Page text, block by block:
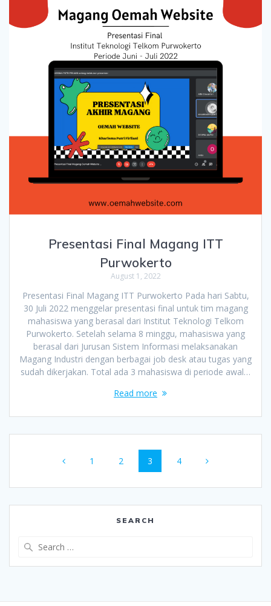
Presentasi Final Magang ITT
Purwokerto
August 1, 2022
Presentasi Final Magang ITT Purwokerto Pada hari Sabtu,
30 Juli 2022 menggelar presentasi final untuk tim magang
mahasiswa yang berasal dari Institut Teknologi Telkom
Purwokerto. Setelah selama 8 minggu, mahasiswa yang
berasal dari Jurusan Sistem Informasi melaksanakan
Magang Industri dengan berbagai job desk atau tugas yang
sudah dikerjakan. Total ada 3 mahasiswa di periode awal…
Read more
navigation
Page
1 Page
2 Page
3 Page
4
SEARCH